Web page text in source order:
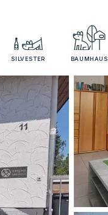
SILVESTER BAUMHAUS